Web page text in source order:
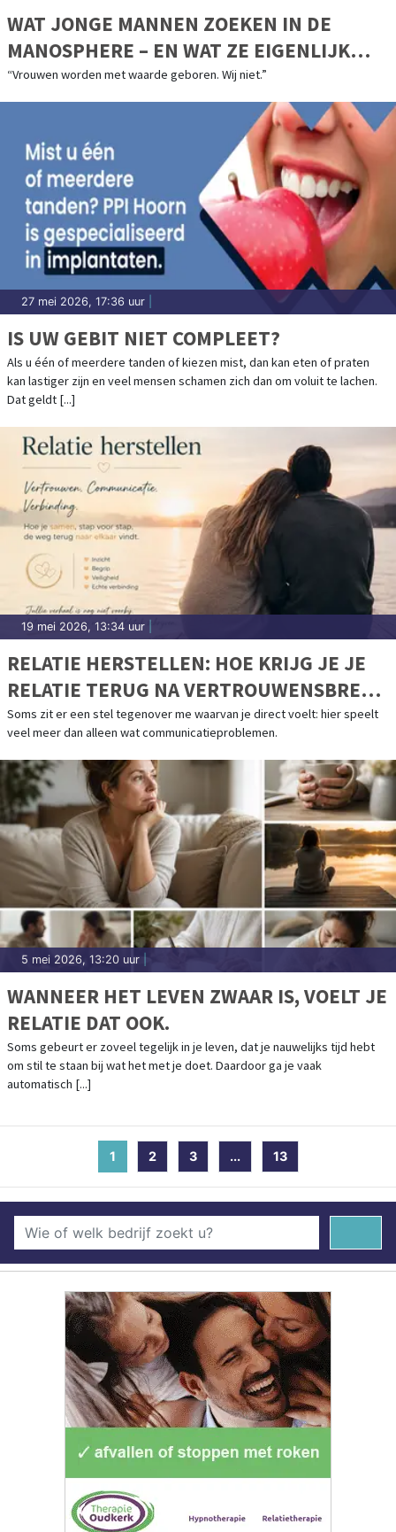
WAT JONGE MANNEN ZOEKEN IN DE
MANOSPHERE – EN WAT ZE EIGENLIJK
MISSEN
“Vrouwen worden met waarde geboren. Wij niet.”
27 mei 2026, 17:36 uur
IS UW GEBIT NIET COMPLEET?
Als u één of meerdere tanden of kiezen mist, dan kan eten of praten
kan lastiger zijn en veel mensen schamen zich dan om voluit te lachen.
Dat geldt [...]
19 mei 2026, 13:34 uur
RELATIE HERSTELLEN: HOE KRIJG JE JE
RELATIE TERUG NA VERTROUWENSBREUK
EN AFSTAND?
Soms zit er een stel tegenover me waarvan je direct voelt: hier speelt
veel meer dan alleen wat communicatieproblemen.
5 mei 2026, 13:20 uur
WANNEER HET LEVEN ZWAAR IS, VOELT JE
RELATIE DAT OOK.
Soms gebeurt er zoveel tegelijk in je leven, dat je nauwelijks tijd hebt
om stil te staan bij wat het met je doet. Daardoor ga je vaak
automatisch [...]
1 (current)
2 3 ... 13